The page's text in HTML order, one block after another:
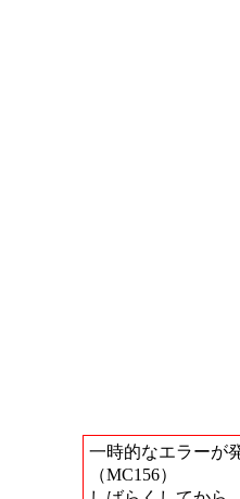
一時的なエラーが
（MC156）